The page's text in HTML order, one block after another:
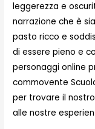
leggerezza e
narrazione che è
pasto ricco e
di essere pieno e
personaggi online
commovente
per trovare il
alle nostre